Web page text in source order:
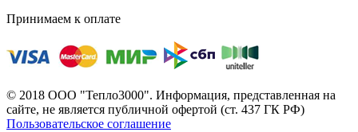
Принимаем к оплате
© 2018 ООО "Тепло3000". Информация, представленная на
сайте, не является публичной офертой (ст. 437 ГК РФ)
Пользовательское соглашение